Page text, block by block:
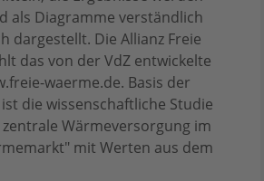
als Diagramme verständlich
dargestellt. Die Allianz Freie
das von der VdZ entwickelte
waerme.de. Basis der
die wissenschaftliche Studie
Wärmeversorgung im
mit Werten aus dem